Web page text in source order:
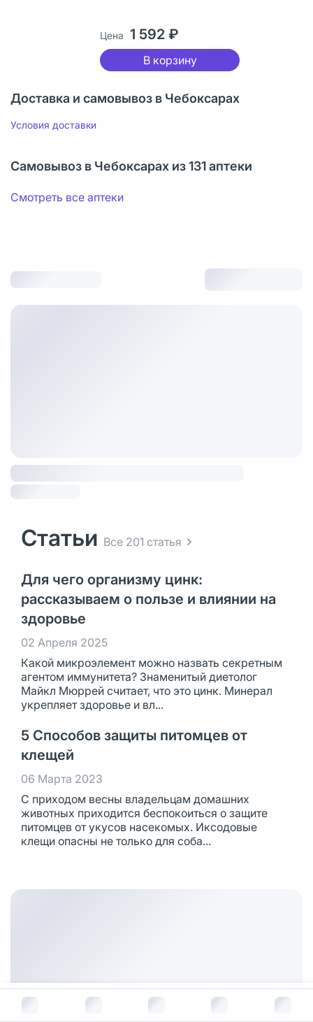
В корзину за руб.
Цена 1 592 ₽
В корзину
Доставка и самовывоз в Чебоксарах
Условия доставки
Самовывоз в Чебоксарах из 131 аптеки
Смотреть все аптеки
Статьи Все 201 статья
Для чего организму цинк:
рассказываем о пользе и влиянии на
здоровье
02 Апреля 2025
Какой микроэлемент можно назвать секретным
агентом иммунитета? Знаменитый диетолог
Майкл Мюррей считает, что это цинк. Минерал
укрепляет здоровье и вл...
5 Способов защиты питомцев от
клещей
06 Марта 2023
С приходом весны владельцам домашних
животных приходится беспокоиться о защите
питомцев от укусов насекомых. Иксодовые
клещи опасны не только для соба...